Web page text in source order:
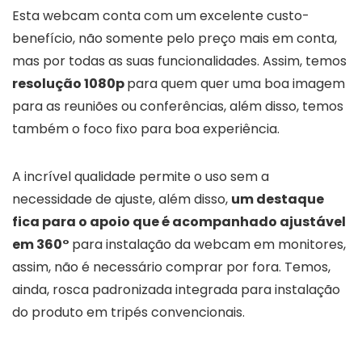
Esta webcam conta com um excelente custo-
benefício, não somente pelo preço mais em conta,
mas por todas as suas funcionalidades. Assim, temos
resolução 1080ppara quem quer uma boa imagem
para as reuniões ou conferências, além disso, temos
também o foco fixo para boa experiência.
A incrível qualidade permite o uso sem a
necessidade de ajuste, além disso, um destaque
fica para o apoio que é acompanhado ajustável
em 360° para instalação da webcam em monitores,
assim, não é necessário comprar por fora. Temos,
ainda, rosca padronizada integrada para instalação
do produto em tripés convencionais.